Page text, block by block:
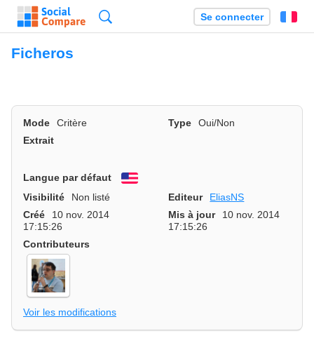
Se connecter
Ficheros
Mode Critère Type
Oui/Non
Extrait
Langue par défaut
English
Visibilité
Non listé Editeur
EliasNS
Créé
10 nov. 2014
17:15:26
Mis à jour
10 nov. 2014
17:15:26
Contributeurs
Voir les modifications